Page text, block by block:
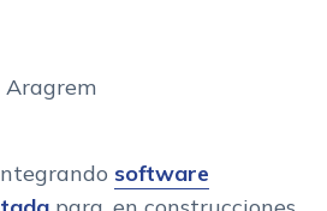
Aragrem
software